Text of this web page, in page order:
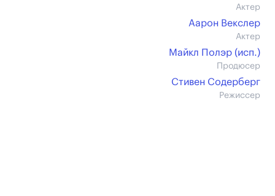
Актер
Аарон Векслер
Актер
Майкл Полэр (иcп.)
Продюсер
Стивен Содерберг
Режиссер